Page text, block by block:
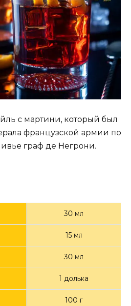
c мартини, который был
французской армии по
граф де Негрони.
30 мл
15 мл
30 мл
1 долька
100 г